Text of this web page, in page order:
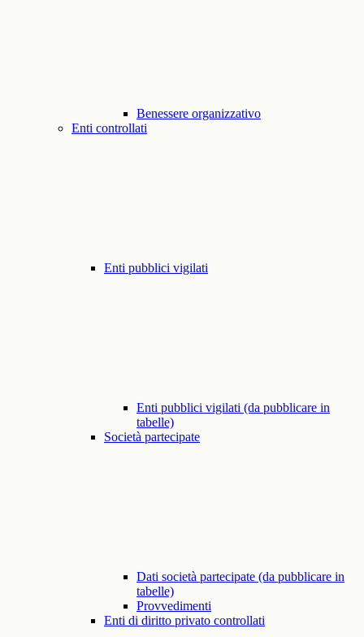
Benessere organizzativo
Enti controllati
Enti pubblici vigilati
Enti pubblici vigilati (da pubblicare in
tabelle)
Società partecipate
Dati società partecipate (da pubblicare in
tabelle)
Provvedimenti
Enti di diritto privato controllati